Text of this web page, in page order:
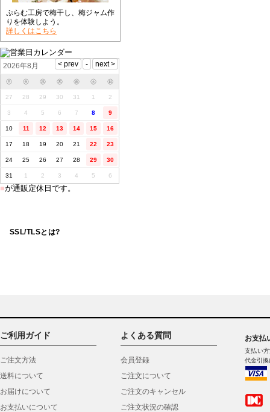
ぷらむ工房で梅干し、梅ジャム作
りを体験しよう。
詳しくはこちら
2026年8月
㊊ ㊋ ㊌ ㊍ ㊎ ㊏ ㊐
27 28 29 30 31 1 2
3 4 5 6 7 8 9
10 11 12 13 14 15 16
17 18 19 20 21 22 23
24 25 26 27 28 29 30
31 1 2 3 4 5 6
■が通販定休日です。
SSL/TLSとは?
ご利用ガイド
ご注文方法
送料について
お届けについて
お支払いについて
よくある質問
会員登録
ご注文について
ご注文のキャンセル
ご注文状況の確認
お支払
支払い
代金引